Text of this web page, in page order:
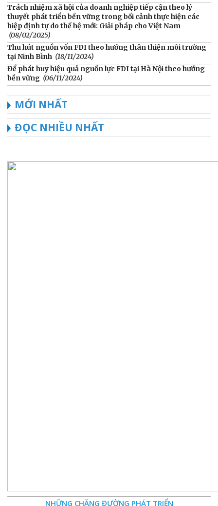
Trách nhiệm xã hội của doanh nghiệp tiếp cận theo lý
thuyết phát triển bền vững trong bối cảnh thực hiện các
hiệp định tự do thế hệ mới: Giải pháp cho Việt Nam
(08/02/2025)
Thu hút nguồn vốn FDI theo hướng thân thiện môi trường
tại Ninh Bình (18/11/2024)
Để phát huy hiệu quả nguồn lực FDI tại Hà Nội theo hướng
bền vững (06/11/2024)
MỚI NHẤT
ĐỌC NHIỀU NHẤT
NHỮNG CHẶNG ĐƯỜNG PHÁT TRIỂN